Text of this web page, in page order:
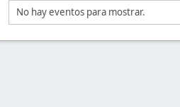
No hay eventos para mostrar.